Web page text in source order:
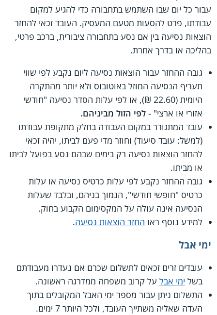
עבור כל יום שבו השתמש בתחבורה כדי להגיע למקום
עבודתו, פרט להסעות מטעם המעסיק. העובד זכאי להחזר
הוצאות נסיעה בין אם נסע בתחבורה ציבורית, ברכב פרטי,
בהליכה או בדרך אחרת.
גובה ההחזר עבור הוצאות נסיעה ליום נקבע לפי שווי
תעריף הנסיעה המוזל באוטובוס ולא יותר מהתקרה
היומית (22.60 ₪), או לפי עלות הסדר נסיעה "חודשי
אזורי או ארצי" - לפי הזול מביניהם.
עובד המתגורר במקום העבודה בחלק מתקופת עבודתו
(למשל: עובד סיעוד) וחוזר מדי פעם לביתו, יהיה זכאי
להחזר הוצאות נסיעה רק בימים שבהם נסע בפועל לביתו
או מביתו.
גובה ההחזר נקבע לפי עלות כרטיס נסיעה או עלות
כרטיס "חופשי חודשי", הנמוך בניהם, ובלבד שעלות
הנסיעה אינה עולה על המקסימום הקבוע בחוק.
למידע נוסף ראו החזר הוצאות נסיעה.
ימי אבל
עובדים זרים זכאים לתשלום שכרם אם נעדרו מעבודתם
בשל ימי אבל על קרוב משפחה ממדרגה ראשונה.
התשלום ניתן עבור מספר ימי האבל המקובלים בתוך
העדה שאליה משתייך העובד, ולכל היותר 7 ימים.